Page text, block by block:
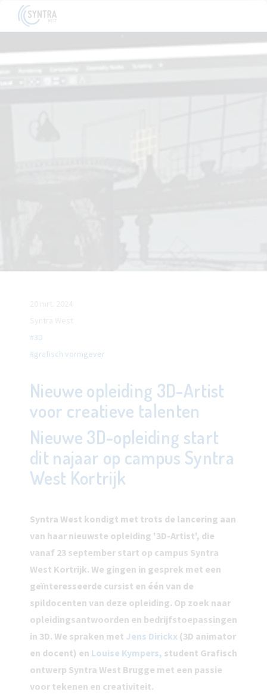
20 mrt. 2024
Syntra West
#3D
#grafisch vormgever
Nieuwe opleiding 3D-Artist
voor creatieve talenten
Nieuwe 3D-opleiding start
dit najaar op campus Syntra
West Kortrijk
Syntra West kondigt met trots de lancering aan
van haar nieuwste opleiding '3D-Artist', die
vanaf 23 september start op campus Syntra
West Kortrijk. We gingen in gesprek met een
geïnteresseerde cursist en één van de
spildocenten van deze opleiding. Op zoek naar
opleidingsantwoorden en bedrijfstoepassingen
in 3D. We spraken met Jens Dirickx (3D animator
en docent) en Louise Kympers, student Grafisch
ontwerp Syntra West Brugge met een passie
voor tekenen en creativiteit.